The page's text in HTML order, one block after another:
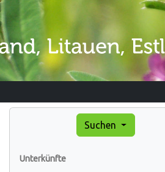
Suchen
Unterkünfte